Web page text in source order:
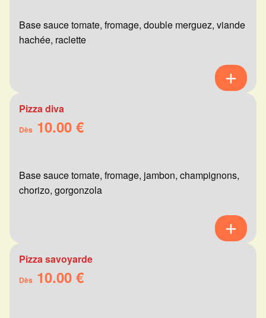
Base sauce tomate, fromage, double merguez, viande
hachée, raclette
Pizza diva
Dès 10.00 €
Base sauce tomate, fromage, jambon, champignons,
chorizo, gorgonzola
Pizza savoyarde
Dès 10.00 €